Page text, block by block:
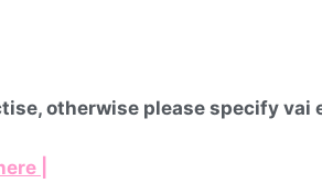
otherwise please specify vai
|